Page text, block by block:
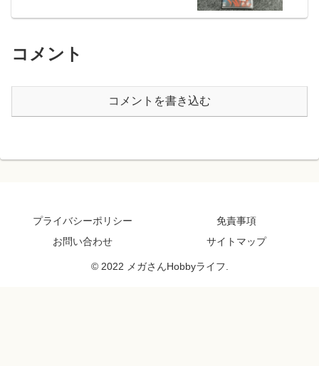
コメント
コメントを書き込む
プライバシーポリシー
免責事項
お問い合わせ
サイトマップ
© 2022 メガさんHobbyライフ.